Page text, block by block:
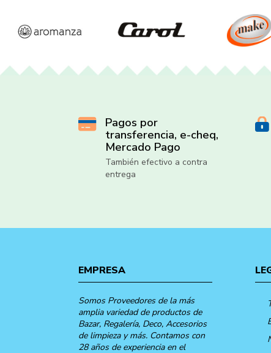
Pagos por
transferencia, e-cheq,
Mercado Pago
También efectivo a contra
entrega
EMPRESA
Somos Proveedores de la más
amplia variedad de productos de
Bazar, Regalería, Deco, Accesorios
de limpieza y más. Contamos con
28 años de experiencia en el